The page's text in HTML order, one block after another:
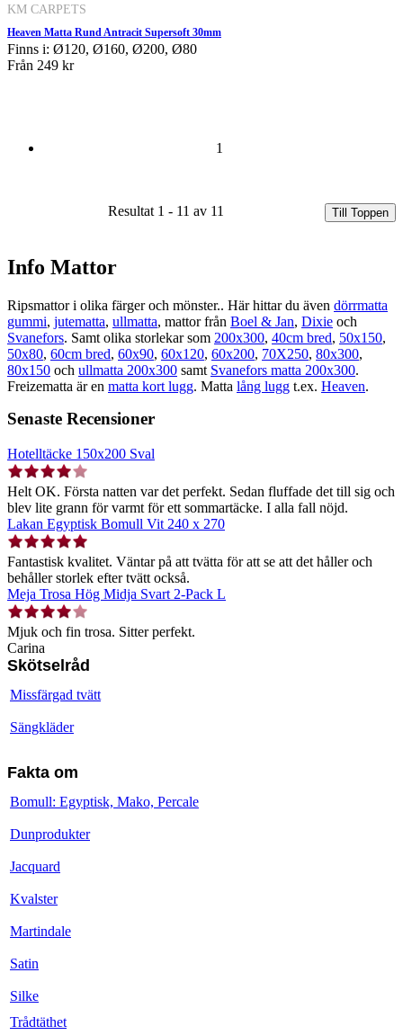
KM CARPETS
Heaven Matta Rund Antracit Supersoft 30mm
Finns i: Ø120, Ø160, Ø200, Ø80
Från 249 kr
1
Resultat 1 - 11 av 11 Till Toppen
Info Mattor
Ripsmattor i olika färger och mönster.. Här hittar du även dörrmatta
gummi, jutematta, ullmatta, mattor från Boel & Jan, Dixie och
Svanefors. Samt olika storlekar som 200x300, 40cm bred, 50x150,
50x80, 60cm bred, 60x90, 60x120, 60x200, 70X250, 80x300,
80x150 och ullmatta 200x300 samt Svanefors matta 200x300.
Freizematta är en matta kort lugg. Matta lång lugg t.ex. Heaven.
Senaste Recensioner
Hotelltäcke 150x200 Sval
Helt OK. Första natten var det perfekt. Sedan fluffade det till sig och
blev lite grann för varmt för ett sommartäcke. I alla fall nöjd.
Lakan Egyptisk Bomull Vit 240 x 270
Fantastisk kvalitet. Väntar på att tvätta för att se att det håller och
behåller storlek efter tvätt också.
Meja Trosa Hög Midja Svart 2-Pack L
Mjuk och fin trosa. Sitter perfekt.
Carina
Skötselråd
Missfärgad tvätt
Sängkläder
Fakta om
Bomull: Egyptisk, Mako, Percale
Dunprodukter
Jacquard
Kvalster
Martindale
Satin
Silke
Trådtäthet